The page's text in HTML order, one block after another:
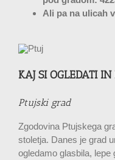
Ali pa na ulicah
KAJ SI OGLEDATI
Ptujski grad
Zgodovina Ptujskega
stoletja. Danes je grad
ogledamo glasbila,